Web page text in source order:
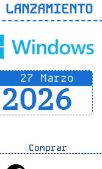
LANZAMIENTO
27 Marzo
2026
Comprar